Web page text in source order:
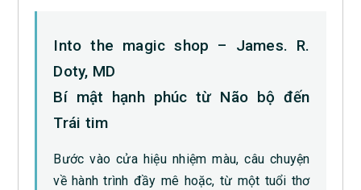
Into the magic shop – James. R.
Doty, MD
Bí mật hạnh phúc từ Não bộ đến
Trái tim
Bước vào cửa hiệu nhiệm màu, câu chuyện
về hành trình đầy mê hoặc, từ một tuổi thơ